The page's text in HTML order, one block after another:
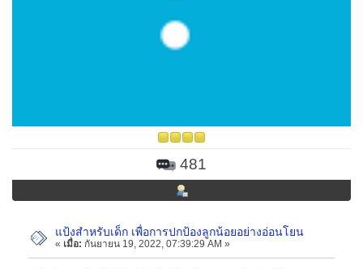
481
แป้งสำหรับเด็ก เพื่อการปกป้องลูกน้อยอย่างอ่อนโยน
« เมื่อ: กันยายน 19, 2022, 07:39:29 AM »